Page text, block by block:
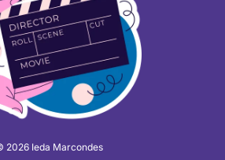
2026 Ieda Marcondes